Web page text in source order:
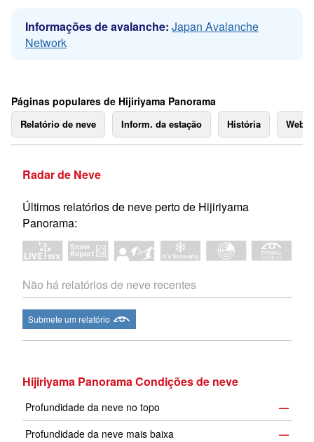
Informações de avalanche: Japan Avalanche
Network
Páginas populares de Hijiriyama Panorama
Relatório de neve Inform. da estação História
Radar de Neve
Últimos relatórios de neve perto de Hijiriyama
Panorama:
Não há relatórios de neve recentes
Submete um relatório
Hijiriyama Panorama Condições de neve
Profundidade da neve no topo
—
Profundidade da neve mais baixa
—